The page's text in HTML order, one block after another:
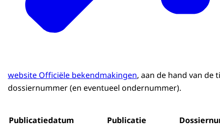
website Officiële bekendmakingen, aan de hand van de
dossiernummer (en eventueel ondernummer).
Publicatiedatum Publicatie